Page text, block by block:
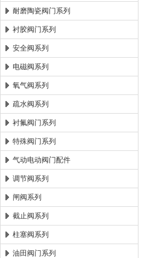
耐磨陶瓷阀门系列
衬胶阀门系列
安全阀系列
电磁阀系列
氧气阀系列
疏水阀系列
衬氟阀门系列
特殊阀门系列
气动电动阀门配件
调节阀系列
闸阀系列
截止阀系列
柱塞阀系列
油田阀门系列